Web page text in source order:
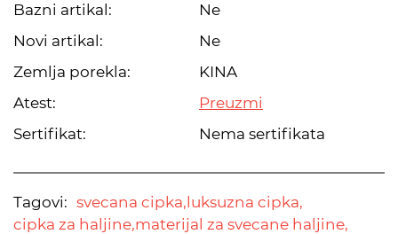
Bazni artikal:
Ne
Novi artikal:
Ne
Zemlja porekla:
KINA
Atest:
Preuzmi
Sertifikat:
Nema sertifikata
Tagovi: svecana cipka, luksuzna cipka,
cipka za haljine,materijal za svecane haljine,